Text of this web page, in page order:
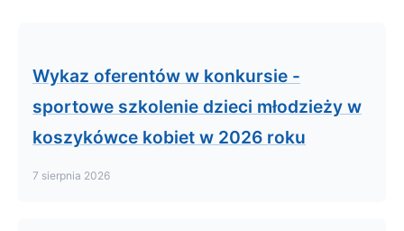
Wykaz oferentów w konkursie -
sportowe szkolenie dzieci młodzieży w
koszykówce kobiet w 2026 roku
7 sierpnia 2026